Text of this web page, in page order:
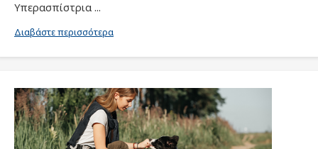
Υπερασπίστρια ...
Διαβάστε περισσότερα